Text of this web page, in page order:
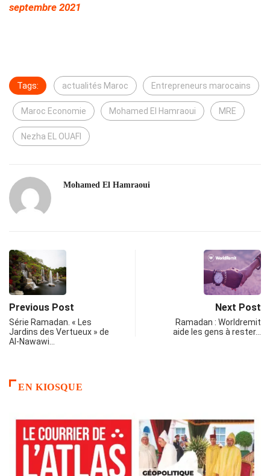
septembre 2021
Tags: actualités Maroc Entrepreneurs marocains
Maroc Economie Mohamed El Hamraoui MRE
Nezha EL OUAFI
Mohamed El Hamraoui
Previous Post
Série Ramadan. « Les
Jardins des Vertueux » de
Al-Nawawi…
Next Post
Ramadan : Worldremit
aide les gens à rester…
EN KIOSQUE